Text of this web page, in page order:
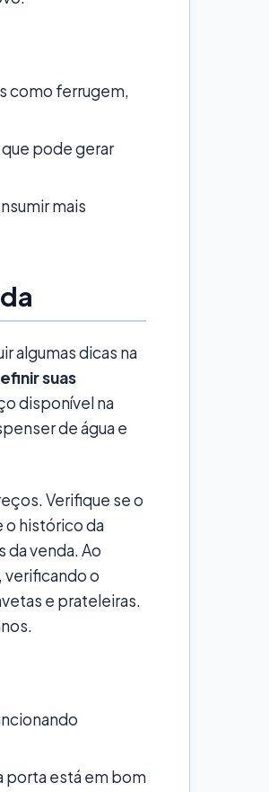
como ferrugem,
pode gerar
mais
algumas dicas na
suas
disponível na
de água e
Verifique se o
o histórico da
venda. Ao
verificando o
e prateleiras.
porta está em bom